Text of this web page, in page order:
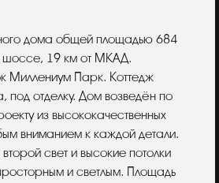
дома общей площадью 684
шоссе, 19 км от МКАД.
Миллениум Парк. Коттедж
под отделку. Дом возведён по
из высококачественных
вниманием к каждой детали.
свет и высокие потолки
и светлым. Площадь